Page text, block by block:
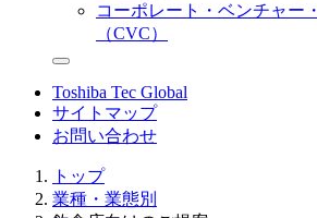
コーポレート・ベンチャー
（CVC）
Toshiba Tec Global
サイトマップ
お問い合わせ
トップ
業種・業態別